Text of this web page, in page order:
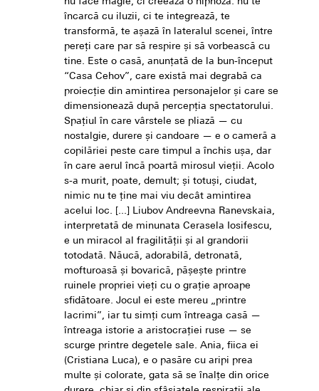
încarcă cu iluzii, ci te integrează, te
transformă, te așază în lateralul scenei, între
pereți care par să respire și să vorbească cu
tine. Este o casă, anunțată de la bun-început
“Casa Cehov”, care există mai degrabă ca
proiecție din amintirea personajelor și care se
dimensionează după percepția spectatorului.
Spațiul în care vârstele se pliază — cu
nostalgie, durere și candoare — e o cameră a
copilăriei peste care timpul a închis ușa, dar
în care aerul încă poartă mirosul vieții. Acolo
s-a murit, poate, demult; și totuși, ciudat,
nimic nu te ține mai viu decât amintirea
acelui loc. [...] Liubov Andreevna Ranevskaia,
interpretată de minunata Cerasela Iosifescu,
e un miracol al fragilității și al grandorii
totodată. Năucă, adorabilă, detronată,
mofturoasă și bovarică, pășește printre
ruinele propriei vieți cu o grație aproape
sfidătoare. Jocul ei este mereu „printre
lacrimi”, iar tu simți cum întreaga casă —
întreaga istorie a aristocrației ruse — se
scurge printre degetele sale. Ania, fiica ei
(Cristiana Luca), e o pasăre cu aripi prea
multe și colorate, gata să se înalțe din orice